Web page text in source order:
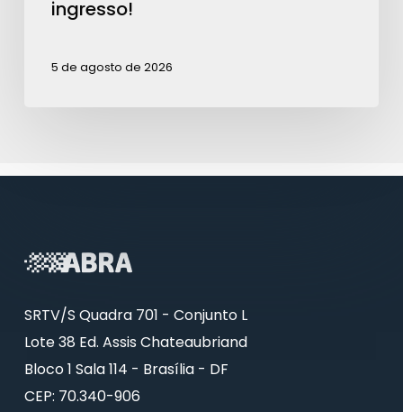
ingresso!
5 de agosto de 2026
SRTV/S Quadra 701 - Conjunto L
Lote 38 Ed. Assis Chateaubriand
Bloco 1 Sala 114 - Brasília - DF
CEP: 70.340-906